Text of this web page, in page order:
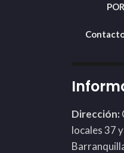
Dirección:
locales 37